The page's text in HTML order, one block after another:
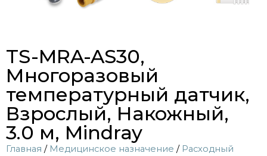
TS-MRA-AS30,
Многоразовый
температурный датчик,
Взрослый, Накожный,
3.0 м, Mindray
Главная / Медицинское назначение / Расходный